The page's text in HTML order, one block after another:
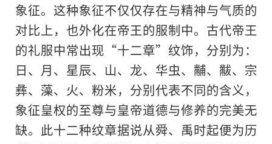
象征。这种象征不仅仅存在与精神与气质的
对比上，也外化在帝王的服制中。古代帝王
的礼服中常出现“十二章”纹饰，分别为：
日、月、星辰、山、龙、华虫、黼、黻、宗
彝、藻、火、粉米，分别代表不同的含义，
象征皇权的至尊与皇帝道德与修养的完美无
缺。此十二种纹章据说从舜、禹时起便为历